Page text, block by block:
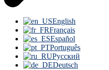
English
Français
Español
Português
Русский
Deutsch